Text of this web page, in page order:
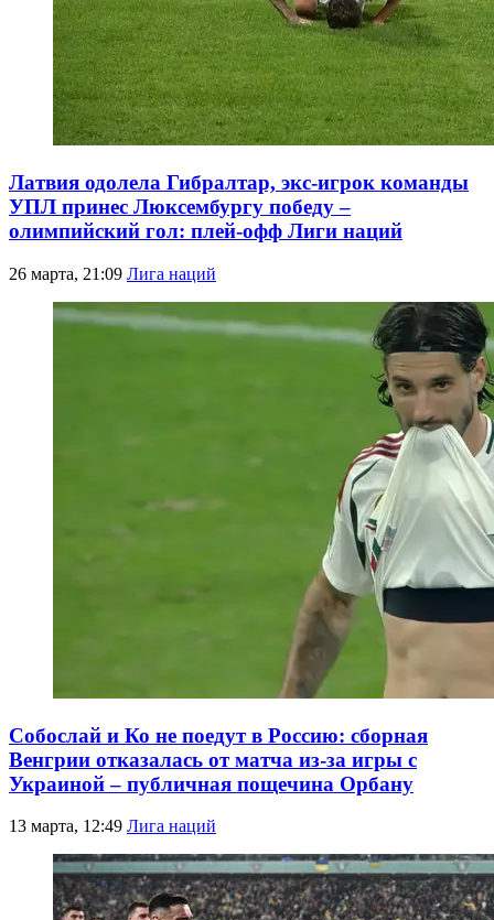
Латвия одолела Гибралтар, экс-игрок команды
УПЛ принес Люксембургу победу –
олимпийский гол: плей-офф Лиги наций
26 марта, 21:09 Лига наций
Собослай и Ко не поедут в Россию: сборная
Венгрии отказалась от матча из-за игры с
Украиной – публичная пощечина Орбану
13 марта, 12:49 Лига наций